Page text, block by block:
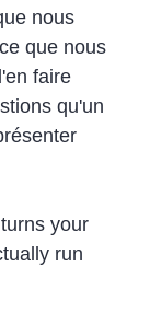
nous
que nous
faire
qu'un
your
run